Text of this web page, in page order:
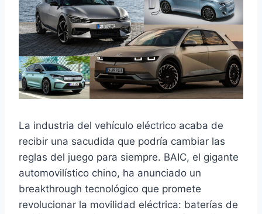
La industria del vehículo eléctrico acaba de
recibir una sacudida que podría cambiar las
reglas del juego para siempre. BAIC, el gigante
automovilístico chino, ha anunciado un
breakthrough tecnológico que promete
revolucionar la movilidad eléctrica: baterías de